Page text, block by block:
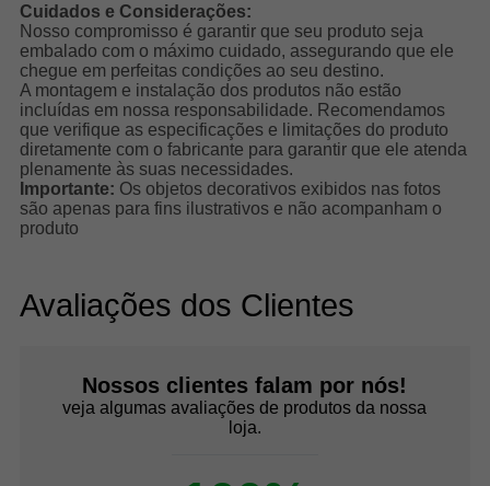
Cuidados e Considerações:
Nosso compromisso é garantir que seu produto seja
embalado com o máximo cuidado, assegurando que ele
chegue em perfeitas condições ao seu destino.
A montagem e instalação dos produtos não estão
incluídas em nossa responsabilidade. Recomendamos
que verifique as especificações e limitações do produto
diretamente com o fabricante para garantir que ele atenda
plenamente às suas necessidades.
Importante: Os objetos decorativos exibidos nas fotos
são apenas para fins ilustrativos e não acompanham o
produto
Avaliações dos Clientes
Nossos clientes falam por nós!
veja algumas avaliações de produtos da nossa
loja.